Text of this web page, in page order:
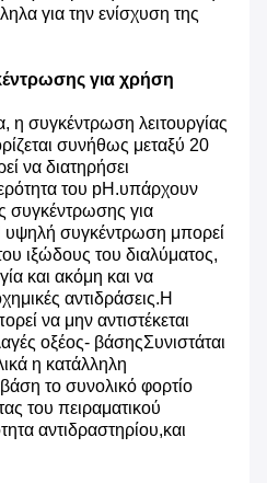
για την ενίσχυση της
για χρήση
η συγκέντρωση λειτουργίας
συνήθως μεταξύ 20
να διατηρήσει
του pH.υπάρχουν
συγκέντρωσης για
υψηλή συγκέντρωση μπορεί
ιξώδους του διαλύματος,
και ακόμη και να
αντιδράσεις.Η
να μην αντιστέκεται
οξέος- βάσηςΣυνιστάται
η κατάλληλη
το συνολικό φορτίο
του πειραματικού
αντιδραστηρίου,και